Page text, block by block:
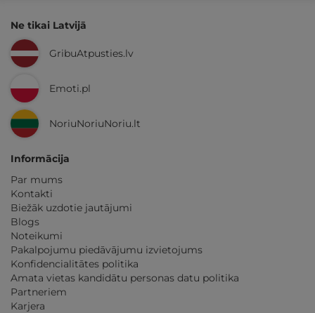
Ne tikai Latvijā
GribuAtpusties.lv
Emoti.pl
NoriuNoriuNoriu.lt
Informācija
Par mums
Kontakti
Biežāk uzdotie jautājumi
Blogs
Noteikumi
Pakalpojumu piedāvājumu izvietojums
Konfidencialitātes politika
Amata vietas kandidātu personas datu politika
Partneriem
Karjera